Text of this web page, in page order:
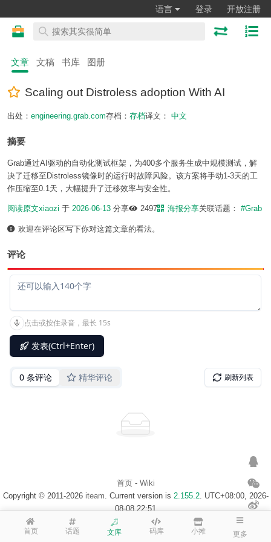
语言 登录 开放注册
首页 话题 文库 码库 小摊 更多
文章 文稿 书库 图册
Scaling out Distroless adoption With AI
出处： engineering.grab.com存档： 存档译文： 中文
摘要
Grab通过AI驱动的自动化测试框架，为400多个服务生成中规模测试，解
决了迁移至Distroless镜像时的运行时故障风险。该方案将手动1-3天的工
作压缩至0.1天，大幅提升了迁移效率与安全性。
阅读原文xiaozi 于 2026-06-13 分享 2497 海报分享关联话题： #Grab
欢迎在评论区写下你对这篇文章的看法。
评论
首页- Wiki
Copyright © 2011-2026 iteam. Current version is 2.155.2. UTC+08:00, 2026-
08-08 22:51
浙ICP备14020137号-1 $访客地图$